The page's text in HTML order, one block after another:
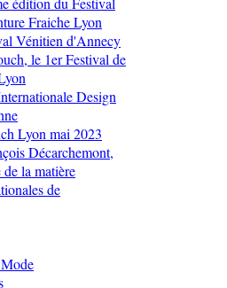
Fraiche Lyon
Vénitien d'Annecy
le 1er Festival de
Design
Lyon mai 2023
Décarchemont,
la matière
de